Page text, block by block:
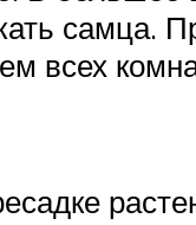
самца.
всех